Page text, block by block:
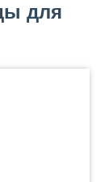
для